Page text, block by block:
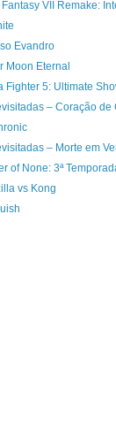
VII Remake:
Evandro
Moon Eternal
Fighter 5: Ultimate
– Coração de
– Morte em
of None: 3ª
vs Kong